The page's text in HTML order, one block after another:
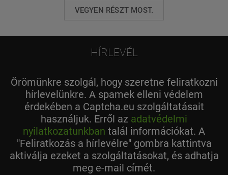
VEGYEN RÉSZT MOST.
HÍRLEVÉL
Örömünkre szolgál, hogy szeretne feliratkozni
hírlevelünkre. A spamek elleni védelem
érdekében a Captcha.eu szolgáltatásait
használjuk. Erről az adatvédelmi
nyilatkozatunkban talál információkat. A
"Feliratkozás a hírlevélre" gombra kattintva
aktiválja ezeket a szolgáltatásokat, és adhatja
meg e-mail címét.